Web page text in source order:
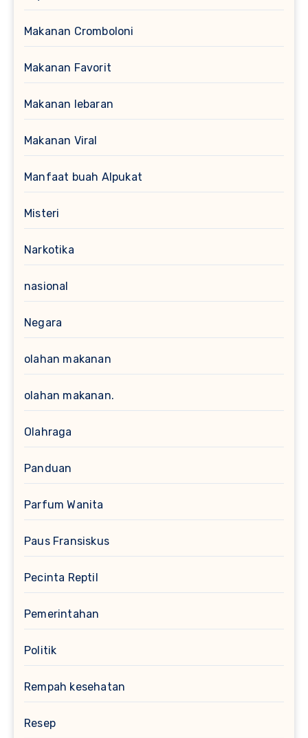
Makanan Cromboloni
Makanan Favorit
Makanan lebaran
Makanan Viral
Manfaat buah Alpukat
Misteri
Narkotika
nasional
Negara
olahan makanan
olahan makanan.
Olahraga
Panduan
Parfum Wanita
Paus Fransiskus
Pecinta Reptil
Pemerintahan
Politik
Rempah kesehatan
Resep